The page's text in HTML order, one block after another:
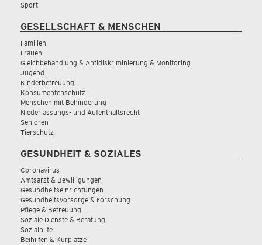
Sport
GESELLSCHAFT & MENSCHEN
Familien
Frauen
Gleichbehandlung & Antidiskriminierung & Monitoring
Jugend
Kinderbetreuung
Konsumentenschutz
Menschen mit Behinderung
Niederlassungs- und Aufenthaltsrecht
Senioren
Tierschutz
GESUNDHEIT & SOZIALES
Coronavirus
Amtsarzt & Bewilligungen
Gesundheitseinrichtungen
Gesundheitsvorsorge & Forschung
Pflege & Betreuung
Soziale Dienste & Beratung
Sozialhilfe
Beihilfen & Kurplätze